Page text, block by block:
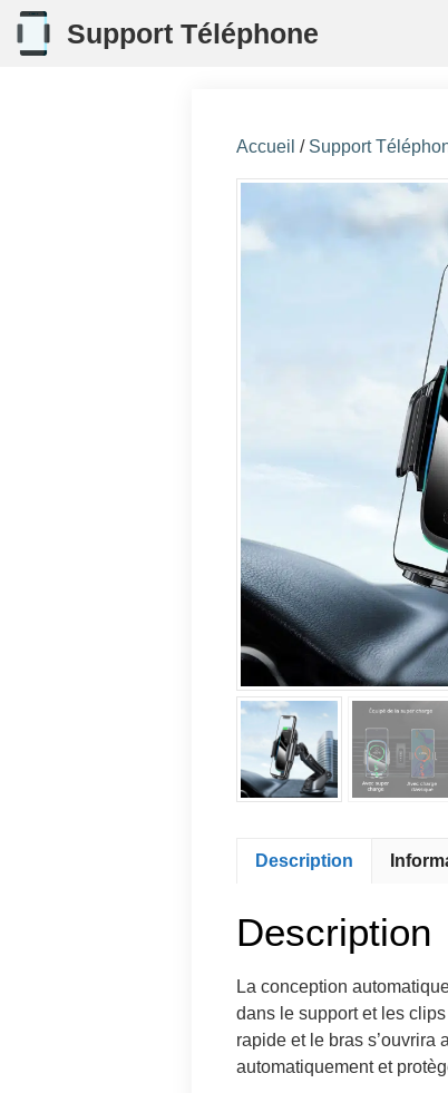
Aller
au
Support Téléphone
Accueil / Support
Description
Description
La conception
dans le support et les
rapide et le bras s’ouvrira
automatiquement et